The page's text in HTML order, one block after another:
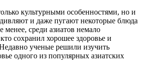
культурными особенностями, но и
и даже пугают некоторые блюда
менее, среди азиатов немало
сохранил хорошее здоровье и
ученые решили изучить
одного из популярных азиатских